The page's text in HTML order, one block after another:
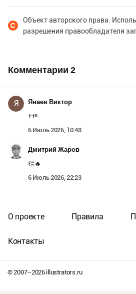
Объект авторского права.
разрешения правообладателя
Комментарии 2
Я Янаев Виктор
++!!
6 Июль 2026, 10:48
Дмитрий Жаров
👏️🔥️
6 Июль 2026, 22:23
© 2007–2026illustrators.ru
О проекте Правила
Контакты